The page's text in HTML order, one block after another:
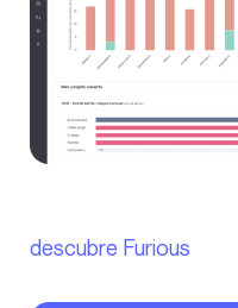
descubre Furious